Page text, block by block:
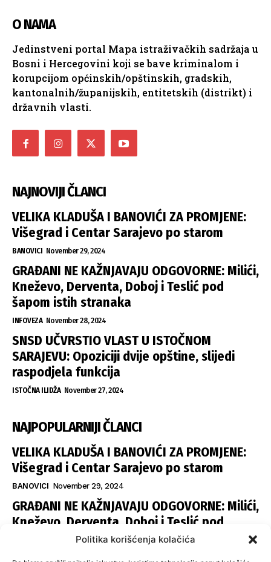
Politika korišćenja kolačića
O NAMA
Jedinstveni portal Mapa istraživačkih sadržaja u
Bosni i Hercegovini koji se bave kriminalom i
korupcijom općinskih/opštinskih, gradskih,
kantonalnih/županijskih, entitetskih (distrikt) i
državnih vlasti.
NAJNOVIJI ČLANCI
VELIKA KLADUŠA I BANOVIĆI ZA PROMJENE:
Višegrad i Centar Sarajevo po starom
BANOVICI November 29, 2024
GRAĐANI NE KAŽNJAVAJU ODGOVORNE: Milići,
Kneževo, Derventa, Doboj i Teslić pod
šapom istih stranaka
INFOVEZA November 28, 2024
SNSD UČVRSTIO VLAST U ISTOČNOM
SARAJEVU: Opoziciji dvije opštine, slijedi
raspodjela funkcija
ISTOČNA ILIDŽA November 27, 2024
NAJPOPULARNIJI ČLANCI
VELIKA KLADUŠA I BANOVIĆI ZA PROMJENE:
Višegrad i Centar Sarajevo po starom
BANOVICI November 29, 2024
GRAĐANI NE KAŽNJAVAJU ODGOVORNE: Milići,
Kneževo, Derventa, Doboj i Teslić pod
šapom istih stranaka